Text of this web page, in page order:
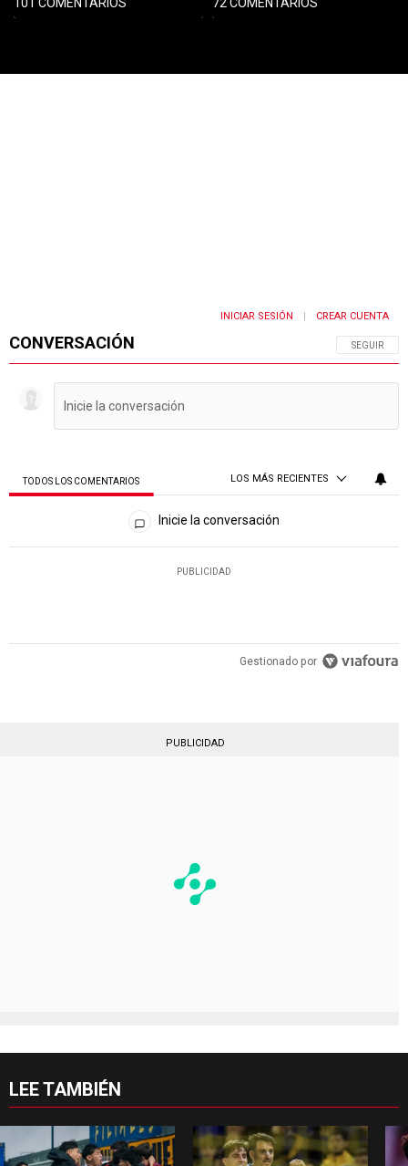
CONVERSACIÓN SIGA ESTA
SEGUIR
INICIAR SESIÓN CREAR CUENTA
TODOS LOS COMENTARIOS LOS MÁS RECIENTES
Todos los comentarios
Inicie la conversación
PUBLICIDAD
Gestionado por
PUBLICIDAD
LEE TAMBIÉN